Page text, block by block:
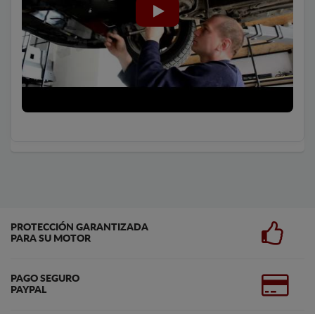
PROTECCIÓN GARANTIZADA
PARA SU MOTOR
PAGO SEGURO
PAYPAL